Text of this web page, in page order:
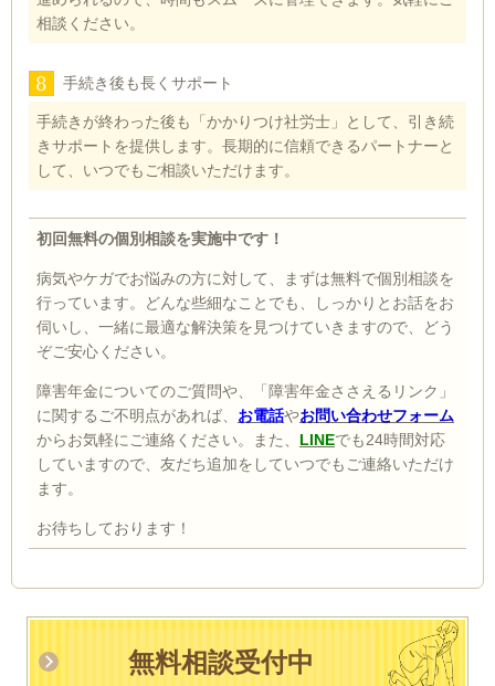
相談ください。
8 手続き後も長くサポート
手続きが終わった後も「かかりつけ社労士」として、引き続
きサポートを提供します。長期的に信頼できるパートナーと
して、いつでもご相談いただけます。
初回無料の個別相談を実施中です！
病気やケガでお悩みの方に対して、まずは無料で個別相談を
行っています。どんな些細なことでも、しっかりとお話をお
伺いし、一緒に最適な解決策を見つけていきますので、どう
ぞご安心ください。
障害年金についてのご質問や、「障害年金ささえるリンク」
に関するご不明点があれば、 お電話やお問い合わせフォーム
からお気軽にご連絡ください。また、 LINEでも24時間対応
していますので、友だち追加をしていつでもご連絡いただけ
ます。
お待ちしております！
無料相談受付中